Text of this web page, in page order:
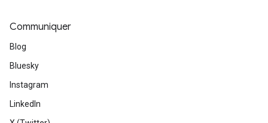
Communiquer
Blog
Bluesky
Instagram
LinkedIn